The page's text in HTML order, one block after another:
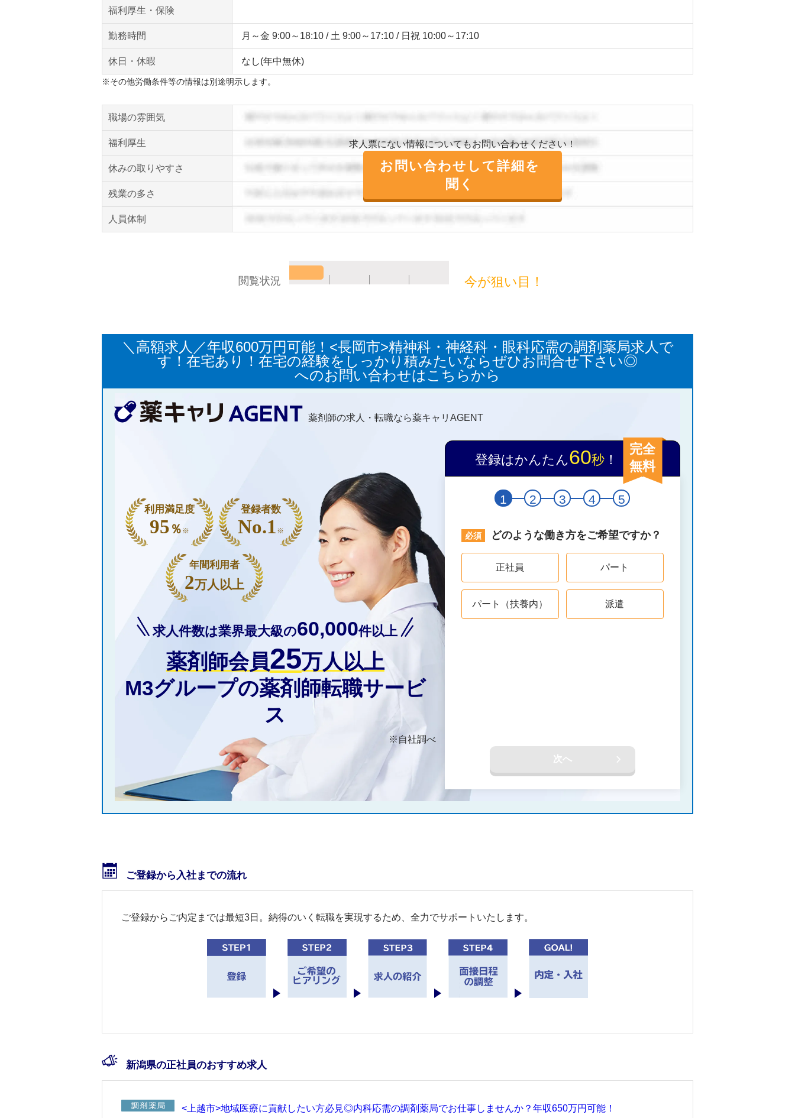
福利厚生・保険
勤務時間 月～金 9:00～18:10 / 土 9:00～17:10 / 日祝 10:00～17:10
休日・休暇 なし(年中無休)
※その他労働条件等の情報は別途明示します。
職場の雰囲気
求人票にない情報についてもお問い合わせください！
お問い合わせして詳細を
聞く
福利厚生
休みの取りやすさ
残業の多さ
人員体制
閲覧状況 今が狙い目！
＼高額求人／年収600万円可能！<長岡市>精神科・神経科・眼科応需の調剤薬局求人で
す！在宅あり！在宅の経験をしっかり積みたいならぜひお問合せ下さい◎
へのお問い合わせはこちらから
薬剤師の求人・転職なら薬キャリAGENT
求人件数は業界最大級の60,000件以上
薬剤師会員25万人以上
M3グループの薬剤師転職サービ
ス
※自社調べ
利用満足度
95 ％ ※
登録者数
No.1 ※
年間利用者
2万人以上
登録はかんたん60秒！
完全
無料
1 2 3 4 5
どのような働き方をご希望ですか？
正社員 パート
パート（扶養内） 派遣
次へ
ご登録から入社までの流れ
ご登録からご内定までは最短3日。納得のいく転職を実現するため、全力でサポートいたします。
新潟県の正社員のおすすめ求人
<上越市>地域医療に貢献したい方必見◎内科応需の調剤薬局でお仕事しませんか？年収650万円可能！